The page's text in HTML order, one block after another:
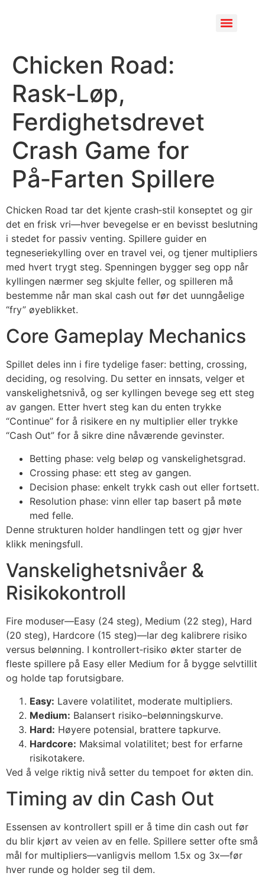
Chicken Road:
Rask‑Løp,
Ferdighetsdrevet
Crash Game for
På‑Farten Spillere
Chicken Road tar det kjente crash‑stil konseptet og gir
det en frisk vri—hver bevegelse er en bevisst beslutning
i stedet for passiv venting. Spillere guider en
tegneseriekylling over en travel vei, og tjener multipliers
med hvert trygt steg. Spenningen bygger seg opp når
kyllingen nærmer seg skjulte feller, og spilleren må
bestemme når man skal cash out før det uunngåelige
“fry” øyeblikket.
Core Gameplay Mechanics
Spillet deles inn i fire tydelige faser: betting, crossing,
deciding, og resolving. Du setter en innsats, velger et
vanskelighetsnivå, og ser kyllingen bevege seg ett steg
av gangen. Etter hvert steg kan du enten trykke
“Continue” for å risikere en ny multiplier eller trykke
“Cash Out” for å sikre dine nåværende gevinster.
Betting phase: velg beløp og vanskelighetsgrad.
Crossing phase: ett steg av gangen.
Decision phase: enkelt trykk cash out eller fortsett.
Resolution phase: vinn eller tap basert på møte
med felle.
Denne strukturen holder handlingen tett og gjør hver
klikk meningsfull.
Vanskelighetsnivåer &
Risikokontroll
Fire moduser—Easy (24 steg), Medium (22 steg), Hard
(20 steg), Hardcore (15 steg)—lar deg kalibrere risiko
versus belønning. I kontrollert‑risiko økter starter de
fleste spillere på Easy eller Medium for å bygge selvtillit
og holde tap forutsigbare.
Easy: Lavere volatilitet, moderate multipliers.
Medium: Balansert risiko–belønningskurve.
Hard: Høyere potensial, brattere tapkurve.
Hardcore: Maksimal volatilitet; best for erfarne
risikotakere.
Ved å velge riktig nivå setter du tempoet for økten din.
Timing av din Cash Out
Essensen av kontrollert spill er å time din cash out før
du blir kjørt av veien av en felle. Spillere setter ofte små
mål for multipliers—vanligvis mellom 1.5x og 3x—før
hver runde og holder seg til dem.